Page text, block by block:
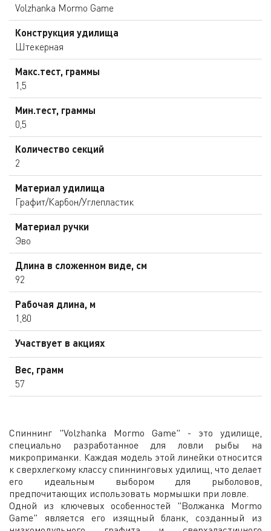
Volzhanka Mormo Game
Конструкция удилища
Штекерная
Макс.тест, граммы
1,5
Мин.тест, граммы
0,5
Количество секций
2
Материал удилища
Графит/Карбон/Углепластик
Материал ручки
Эво
Длина в сложенном виде, см
92
Рабочая длина, м
1,80
Участвует в акциях
Вес, грамм
57
Спиннинг "Volzhanka Mormo Game" - это удилище,
специально разработанное для ловли рыбы на
микроприманки. Каждая модель этой линейки относится
к сверхлегкому классу спиннинговых удилищ, что делает
его идеальным выбором для рыболовов,
предпочитающих использовать мормышки при ловле.
Одной из ключевых особенностей "Волжанка Mormo
Game" является его изящный бланк, созданный из